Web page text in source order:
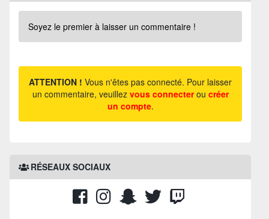
Soyez le premier à laisser un commentaire !
ATTENTION ! Vous n'êtes pas connecté. Pour laisser
un commentaire, veuillez vous connecterou créer
un compte.
RÉSEAUX SOCIAUX